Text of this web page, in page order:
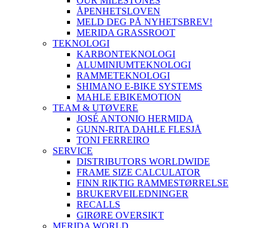
ÅPENHETSLOVEN
MELD DEG PÅ NYHETSBREV!
MERIDA GRASSROOT
TEKNOLOGI
KARBONTEKNOLOGI
ALUMINIUMTEKNOLOGI
RAMMETEKNOLOGI
SHIMANO E-BIKE SYSTEMS
MAHLE EBIKEMOTION
TEAM & UTØVERE
JOSÉ ANTONIO HERMIDA
GUNN-RITA DAHLE FLESJÅ
TONI FERREIRO
SERVICE
DISTRIBUTORS WORLDWIDE
FRAME SIZE CALCULATOR
FINN RIKTIG RAMMESTØRRELSE
BRUKERVEILEDNINGER
RECALLS
GIRØRE OVERSIKT
MERIDA WORLD